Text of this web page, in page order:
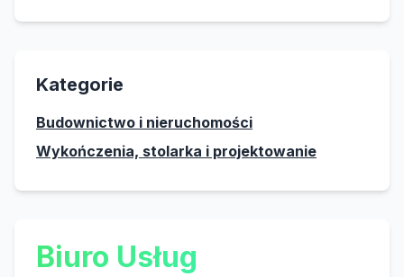
Kategorie
Budownictwo i nieruchomości
Wykończenia, stolarka i projektowanie
Biuro Usług